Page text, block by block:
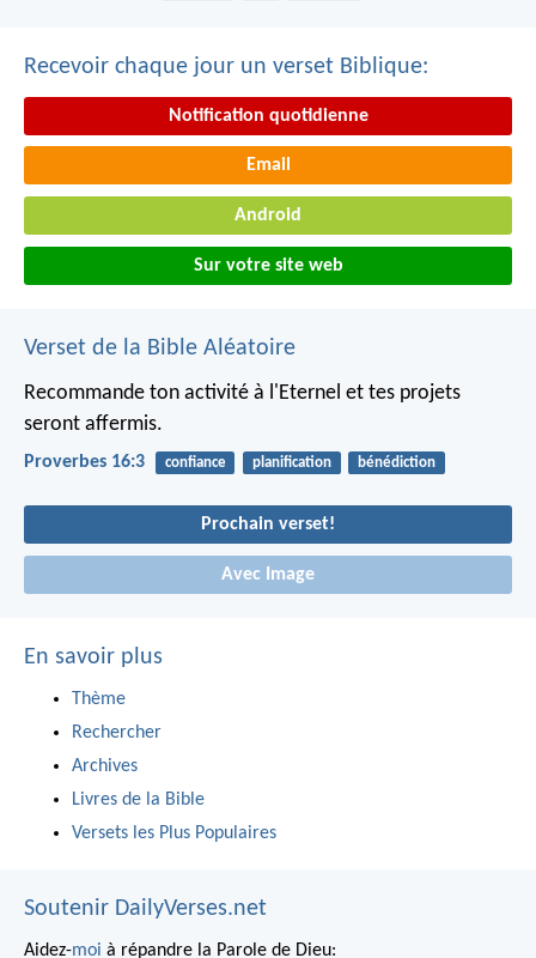
Recevoir chaque jour un verset Biblique:
Notification quotidienne
Email
Android
Sur votre site web
Verset de la Bible Aléatoire
Recommande ton activité à l'Eternel et tes projets
seront affermis.
Proverbes 16:3 confiance planification bénédiction
Prochain verset!
Avec Image
En savoir plus
Thème
Rechercher
Archives
Livres de la Bible
Versets les Plus Populaires
Soutenir DailyVerses.net
Aidez-moi à répandre la Parole de Dieu: